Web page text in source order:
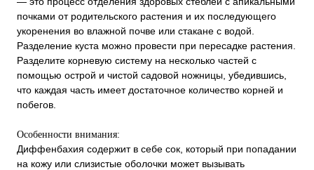
почками от родительского растения и их последующего
укоренения во влажной почве или стакане с водой.
Разделение куста можно провести при пересадке растения.
Разделите корневую систему на несколько частей с
помощью острой и чистой садовой ножницы, убедившись,
что каждая часть имеет достаточное количество корней и
побегов.
Особенности внимания:
Диффенбахия содержит в себе сок, который при попадании
на кожу или слизистые оболочки может вызывать